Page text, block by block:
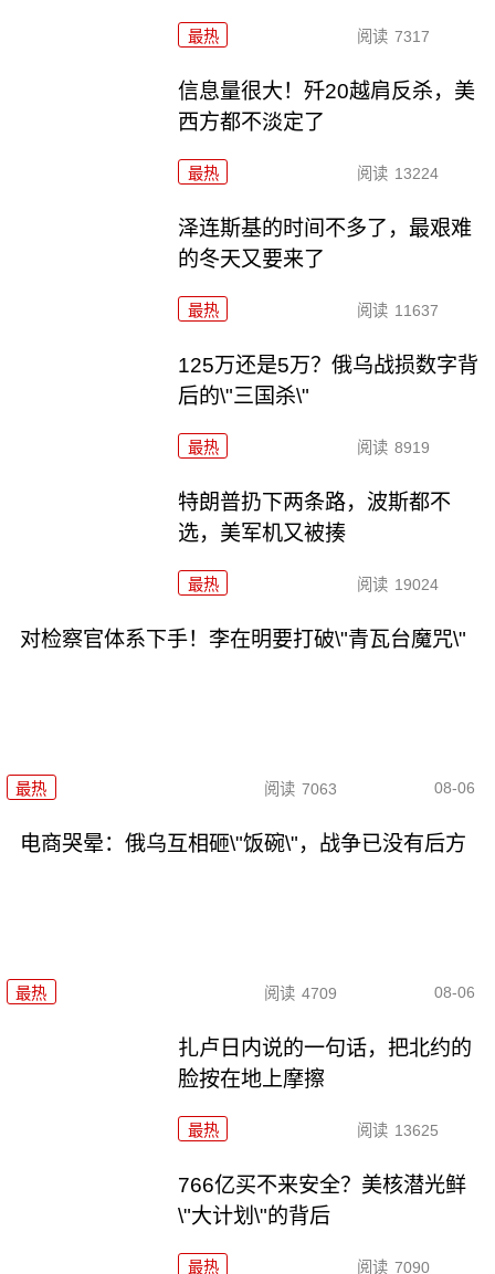
最热 阅读 7317
信息量很大！歼20越肩反杀，美
西方都不淡定了
最热 阅读 13224
泽连斯基的时间不多了，最艰难
的冬天又要来了
最热 阅读 11637
125万还是5万？俄乌战损数字背
后的\"三国杀\"
最热 阅读 8919
特朗普扔下两条路，波斯都不
选，美军机又被揍
最热 阅读 19024
对检察官体系下手！李在明要打破\"青瓦台魔咒\"
最热 阅读 7063 08-06
电商哭晕：俄乌互相砸\"饭碗\"，战争已没有后方
最热 阅读 4709 08-06
扎卢日内说的一句话，把北约的
脸按在地上摩擦
最热 阅读 13625
766亿买不来安全？美核潜光鲜
\"大计划\"的背后
最热 阅读 7090